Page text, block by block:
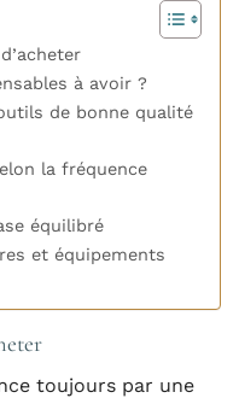
à avoir ?
de bonne qualité
la fréquence
équilibré
et équipements
toujours par une